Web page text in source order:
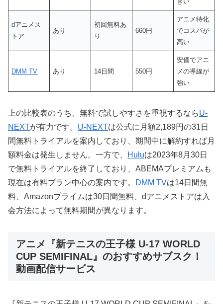
dアニメス
トア
あり
初回無料あ
り
660円
アニメ特化
でコスパが
高い
DMM TV あり 14日間 550円
安価でアニ
メの導線が
強い
上の比較表のうち、無料で試しやすさを重視するならU-
NEXTが有力です。 U-NEXTは公式に月額2,189円の31日
間無料トライアルを案内しており、期間中に解約すれば月
額料金は発生しません。一方で、
Huluは2023年8月30日
で無料トライアルを終了しており、ABEMAプレミアムも
現在は有料プラン中心の案内です。
DMM TVは14日間無
料、Amazonプライムは30日間無料、dアニメストアは入
会方法によって無料期間が異なります。
アニメ『新テニスの王子様 U-17 WORLD
CUP SEMIFINAL』のおすすめサブスク！
動画配信サービス